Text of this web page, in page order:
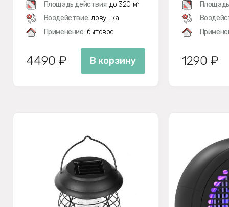
WEITECH WK0120
(РОЗОВЫЙ)
Площадь действия: до 320 м²
Воздействие: ловушка
Применение: бытовое
4490 ₽ В корзину 1290 ₽